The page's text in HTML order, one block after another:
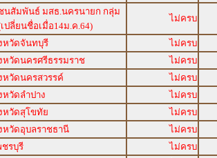
นสัมพันธ์ มสธ.นครนายก กลุ่ม
ปลี่ยนชื่อเมื่อ14ม.ค.64)
ไม่ครบ
หวัดจันทบุรี
ไม่ครบ
วัดนครศรีธรรมราช
ไม่ครบ
วัดนครสวรรค์
ไม่ครบ
วัดลำปาง
ไม่ครบ
หวัดสุโขทัย
ไม่ครบ
วัดอุบลราชธานี
ไม่ครบ
รบุรี
ไม่ครบ